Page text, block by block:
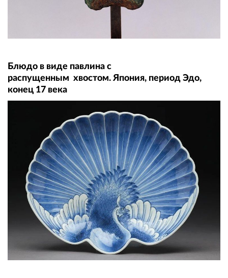
Блюдо в виде павлина с
распущенным хвостом. Япония, период Эдо,
конец 17 века